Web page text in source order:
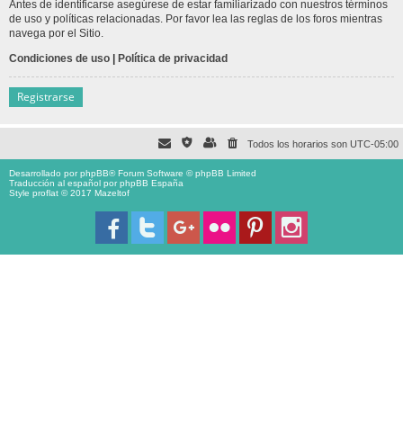
Antes de identificarse asegúrese de estar familiarizado con nuestros términos
de uso y políticas relacionadas. Por favor lea las reglas de los foros mientras
navega por el Sitio.
Condiciones de uso | Política de privacidad
Registrarse
Todos los horarios son UTC-05:00
Desarrollado porphpBB® Forum Software © phpBB Limited
Traducción al español porphpBB España
Style proflat © 2017 Mazeltof